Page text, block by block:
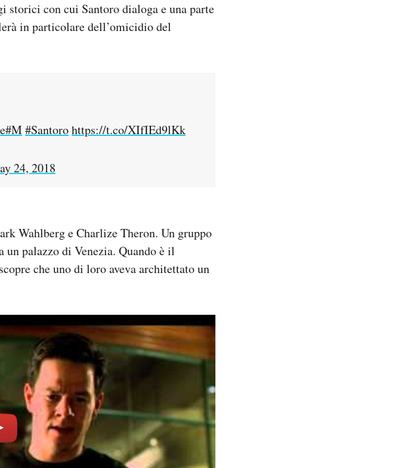
storici con cui Santoro dialoga e una parte
in particolare dell’omicidio del
#M#Santorohttps://t.co/XIfIEd9lKk
24, 2018
Wahlberg e Charlize Theron. Un gruppo
palazzo di Venezia. Quando è il
che uno di loro aveva architettato un